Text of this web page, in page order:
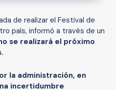
de realizar el Festival de
país, informó a través de un
se realizará el próximo
la administración, en
incertidumbre